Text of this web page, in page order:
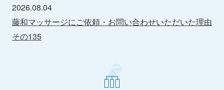
2026.08.04
藤和マッサージにご依頼・お問い合わせいただいた理由
その135